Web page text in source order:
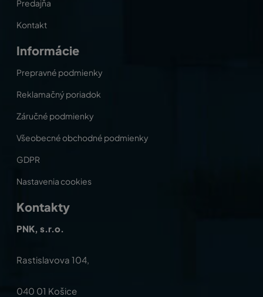
Predajňa
Kontakt
Informácie
Prepravné podmienky
Reklamačný poriadok
Záručné podmienky
Všeobecné obchodné podmienky
GDPR
Nastavenia cookies
Kontakty
PNK, s.r.o.
Rastislavova 104,
040 01 Košice